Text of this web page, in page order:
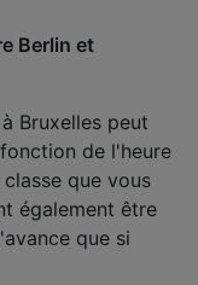
Berlin et
Bruxelles peut
de l'heure
que vous
également être
que si